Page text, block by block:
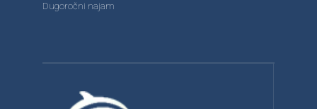
Dugoročni najam